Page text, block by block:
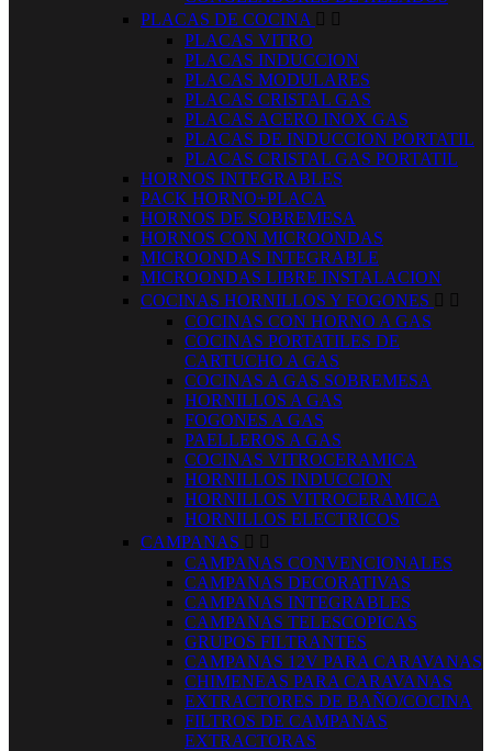
PLACAS DE COCINA  
PLACAS VITRO
PLACAS INDUCCION
PLACAS MODULARES
PLACAS CRISTAL GAS
PLACAS ACERO INOX GAS
PLACAS DE INDUCCION PORTATIL
PLACAS CRISTAL GAS PORTATIL
HORNOS INTEGRABLES
PACK HORNO+PLACA
HORNOS DE SOBREMESA
HORNOS CON MICROONDAS
MICROONDAS INTEGRABLE
MICROONDAS LIBRE INSTALACION
COCINAS HORNILLOS Y FOGONES  
COCINAS CON HORNO A GAS
COCINAS PORTATILES DE
CARTUCHO A GAS
COCINAS A GAS SOBREMESA
HORNILLOS A GAS
FOGONES A GAS
PAELLEROS A GAS
COCINAS VITROCERAMICA
HORNILLOS INDUCCION
HORNILLOS VITROCERAMICA
HORNILLOS ELECTRICOS
CAMPANAS  
CAMPANAS CONVENCIONALES
CAMPANAS DECORATIVAS
CAMPANAS INTEGRABLES
CAMPANAS TELESCOPICAS
GRUPOS FILTRANTES
CAMPANAS 12V PARA CARAVANAS
CHIMENEAS PARA CARAVANAS
EXTRACTORES DE BAÑO/COCINA
FILTROS DE CAMPANAS
EXTRACTORAS